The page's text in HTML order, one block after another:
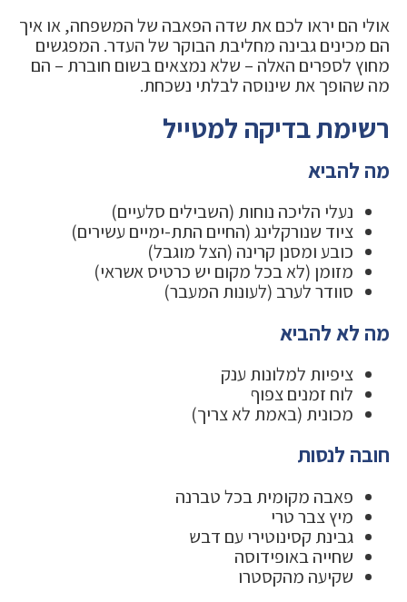
אולי הם יראו לכם את שדה הפאבה של המשפחה, או איך
הם מכינים גבינה מחליבת הבוקר של העדר. המפגשים
מחוץ לספרים האלה – שלא נמצאים בשום חוברת – הם
מה שהופך את שינוסה לבלתי נשכחת.
רשימת בדיקה למטייל
מה להביא
נעלי הליכה נוחות (השבילים סלעיים)
ציוד שנורקלינג (החיים התת-ימיים עשירים)
כובע ומסנן קרינה (הצל מוגבל)
מזומן (לא בכל מקום יש כרטיס אשראי)
סוודר לערב (לעונות המעבר)
מה לא להביא
ציפיות למלונות ענק
לוח זמנים צפוף
מכונית (באמת לא צריך)
חובה לנסות
פאבה מקומית בכל טברנה
מיץ צבר טרי
גבינת קסינוטירי עם דבש
שחייה באופידוסה
שקיעה מהקסטרו